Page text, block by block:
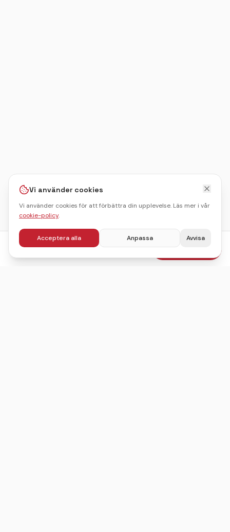
fr.876kr/pers Boka julbord
Vi använder cookies
Vi använder cookies för att förbättra din upplevelse. Läs mer i vår
cookie-policy.
Acceptera alla Anpassa Avvisa